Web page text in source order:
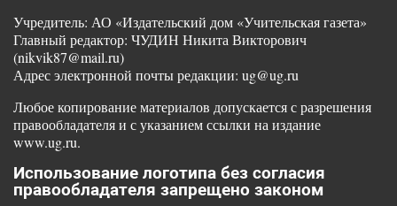
Учредитель: АО «Издательский дом «Учительская газета»
Главный редактор: ЧУДИН Никита Викторович
(nikvik87@mail.ru)
Адрес электронной почты редакции: ug@ug.ru
Любое копирование материалов допускается с разрешения
правообладателя и с указанием ссылки на издание
www.ug.ru.
Использование логотипа без согласия
правообладателя запрещено законом